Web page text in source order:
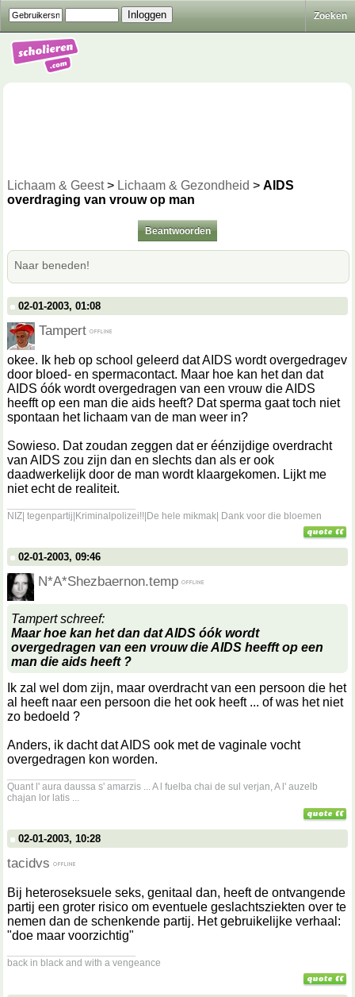
Zoeken
Lichaam & Geest> Lichaam & Gezondheid > AIDS
overdraging van vrouw op man
Beantwoorden
Naar beneden!
02-01-2003, 01:08
Tampert
okee. Ik heb op school geleerd dat AIDS wordt overgedragev
door bloed- en spermacontact. Maar hoe kan het dan dat
AIDS óók wordt overgedragen van een vrouw die AIDS
heefft op een man die aids heeft? Dat sperma gaat toch niet
spontaan het lichaam van de man weer in?
Sowieso. Dat zoudan zeggen dat er éénzijdige overdracht
van AIDS zou zijn dan en slechts dan als er ook
daadwerkelijk door de man wordt klaargekomen. Lijkt me
niet echt de realiteit.
NIZ| tegenpartij|Kriminalpolizei!!|De hele mikmak| Dank voor die bloemen
02-01-2003, 09:46
N*A*Shezbaernon.temp
Tampert schreef:
Maar hoe kan het dan dat AIDS óók wordt
overgedragen van een vrouw die AIDS heefft op een
man die aids heeft?
Ik zal wel dom zijn, maar overdracht van een persoon die het
al heeft naar een persoon die het ook heeft ... of was het niet
zo bedoeld ?
Anders, ik dacht dat AIDS ook met de vaginale vocht
overgedragen kon worden.
Quant l' aura daussa s' amarzis ... A l fuelba chai de sul verjan, A l' auzelb
chajan lor latis ...
02-01-2003, 10:28
tacidvs
Bij heteroseksuele seks, genitaal dan, heeft de ontvangende
partij een groter risico om eventuele geslachtsziekten over te
nemen dan de schenkende partij. Het gebruikelijke verhaal:
"doe maar voorzichtig"
back in black and with a vengeance